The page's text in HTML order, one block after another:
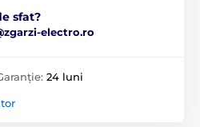
sfat?
electro.ro
24 luni